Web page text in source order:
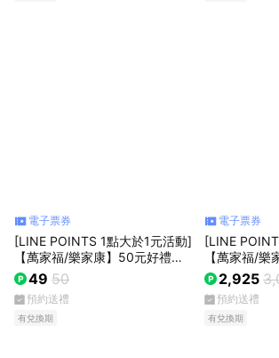
電子票券
[LINE POINTS 1點大於1元活動]
【萬家福/樂家康】50元好禮好
禮即享券(本券無法存入錢包中使
用)
49 50
預約送禮
有兌換期
電子票券
[LINE
【萬家福/
好禮即享券(
使用)
2,925
預約送禮
有兌換期